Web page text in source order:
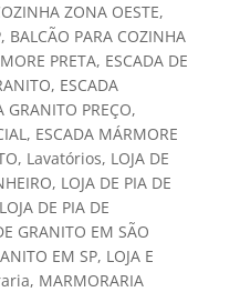
ZONA OESTE,
, BALCÃO PARA COZINHA
PRETA, ESCADA DE
, ESCADA
GRANITO PREÇO,
, ESCADA MÁRMORE
, Lavatórios, LOJA DE
, LOJA DE PIA DE
LOJA DE PIA DE
GRANITO EM SÃO
EM SP, LOJA E
, MARMORARIA